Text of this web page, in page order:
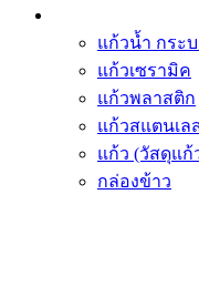
แก้วน้ำ กระ
แก้วเซรามิค
แก้วพลาสติก
แก้วสแตนเล
แก้ว (วัสดุแก้
กล่องข้าว